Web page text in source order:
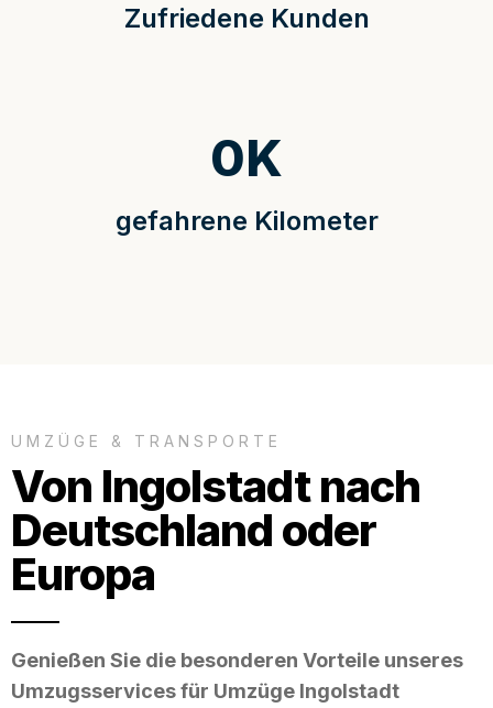
Zufriedene Kunden
gefahrene Kilometer
0K
UMZÜGE & TRANSPORTE
Von Ingolstadt nach
Deutschland oder
Europa
Genießen Sie die besonderen Vorteile unseres
Umzugsservices für Umzüge Ingolstadt